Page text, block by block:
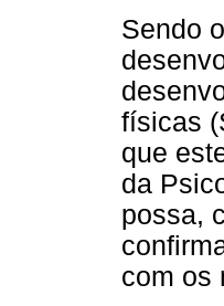
Sendo
físicas
que
da
possa,
com os